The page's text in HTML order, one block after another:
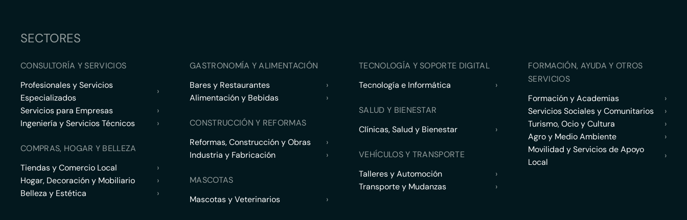
SECTORES
CONSULTORÍA Y SERVICIOS
Profesionales y Servicios
Especializados
›
Servicios para Empresas
›
Ingeniería y Servicios Técnicos
›
COMPRAS, HOGAR Y BELLEZA
Tiendas y Comercio Local
›
Hogar, Decoración y Mobiliario
›
Belleza y Estética
›
GASTRONOMÍA Y ALIMENTACIÓN
Bares y Restaurantes
›
Alimentación y Bebidas
›
CONSTRUCCIÓN Y REFORMAS
Reformas, Construcción y Obras
›
Industria y Fabricación
›
MASCOTAS
Mascotas y Veterinarios
›
TECNOLOGÍA Y SOPORTE DIGITAL
Tecnología e Informática
›
SALUD Y BIENESTAR
Clínicas, Salud y Bienestar
›
VEHÍCULOS Y TRANSPORTE
Talleres y Automoción
›
Transporte y Mudanzas
›
FORMACIÓN, AYUDA Y OTROS
SERVICIOS
Formación y Academias
›
Servicios Sociales y Comunitarios
›
Turismo, Ocio y Cultura
›
Agro y Medio Ambiente
›
Movilidad y Servicios de Apoyo
Local
›